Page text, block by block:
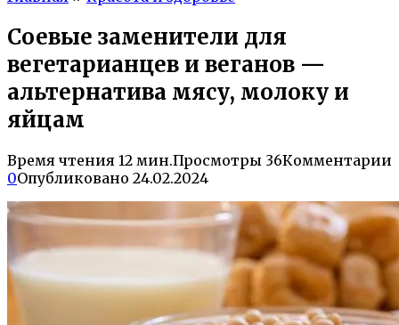
Соевые заменители для
вегетарианцев и веганов —
альтернатива мясу, молоку и
яйцам
Время чтения 12 мин.Просмотры 36Комментарии
0Опубликовано 24.02.2024